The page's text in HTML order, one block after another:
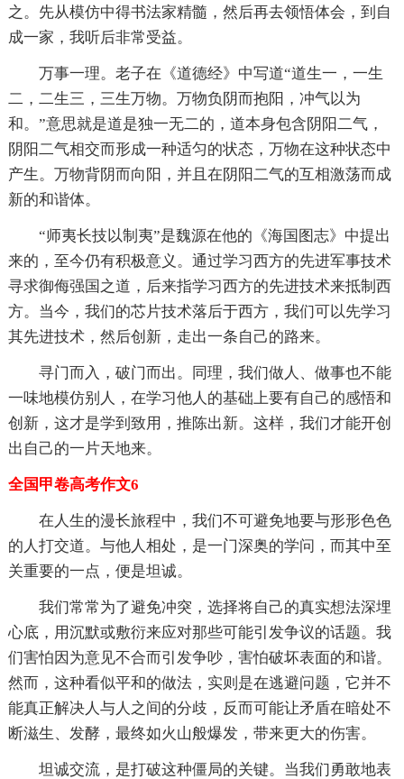
之。先从模仿中得书法家精髓，然后再去领悟体会，到自
成一家，我听后非常受益。
万事一理。老子在《道德经》中写道“道生一，一生
二，二生三，三生万物。万物负阴而抱阳，冲气以为
和。”意思就是道是独一无二的，道本身包含阴阳二气，
阴阳二气相交而形成一种适匀的状态，万物在这种状态中
产生。万物背阴而向阳，并且在阴阳二气的互相激荡而成
新的和谐体。
“师夷长技以制夷”是魏源在他的《海国图志》中提出
来的，至今仍有积极意义。通过学习西方的先进军事技术
寻求御侮强国之道，后来指学习西方的先进技术来抵制西
方。当今，我们的芯片技术落后于西方，我们可以先学习
其先进技术，然后创新，走出一条自己的路来。
寻门而入，破门而出。同理，我们做人、做事也不能
一味地模仿别人，在学习他人的基础上要有自己的感悟和
创新，这才是学到致用，推陈出新。这样，我们才能开创
出自己的一片天地来。
全国甲卷高考作文6
在人生的漫长旅程中，我们不可避免地要与形形色色
的人打交道。与他人相处，是一门深奥的学问，而其中至
关重要的一点，便是坦诚。
我们常常为了避免冲突，选择将自己的真实想法深埋
心底，用沉默或敷衍来应对那些可能引发争议的话题。我
们害怕因为意见不合而引发争吵，害怕破坏表面的和谐。
然而，这种看似平和的做法，实则是在逃避问题，它并不
能真正解决人与人之间的分歧，反而可能让矛盾在暗处不
断滋生、发酵，最终如火山般爆发，带来更大的伤害。
坦诚交流，是打破这种僵局的关键。当我们勇敢地表